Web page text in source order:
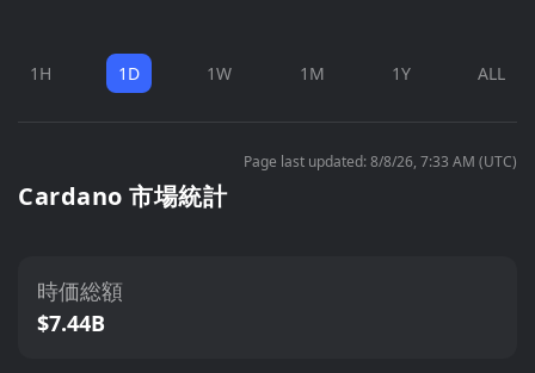
1H 1D 1W 1M 1Y ALL
Page last updated: 8/8/26, 7:33 AM (UTC)
Cardano 市場統計
時価総額
$7.44B